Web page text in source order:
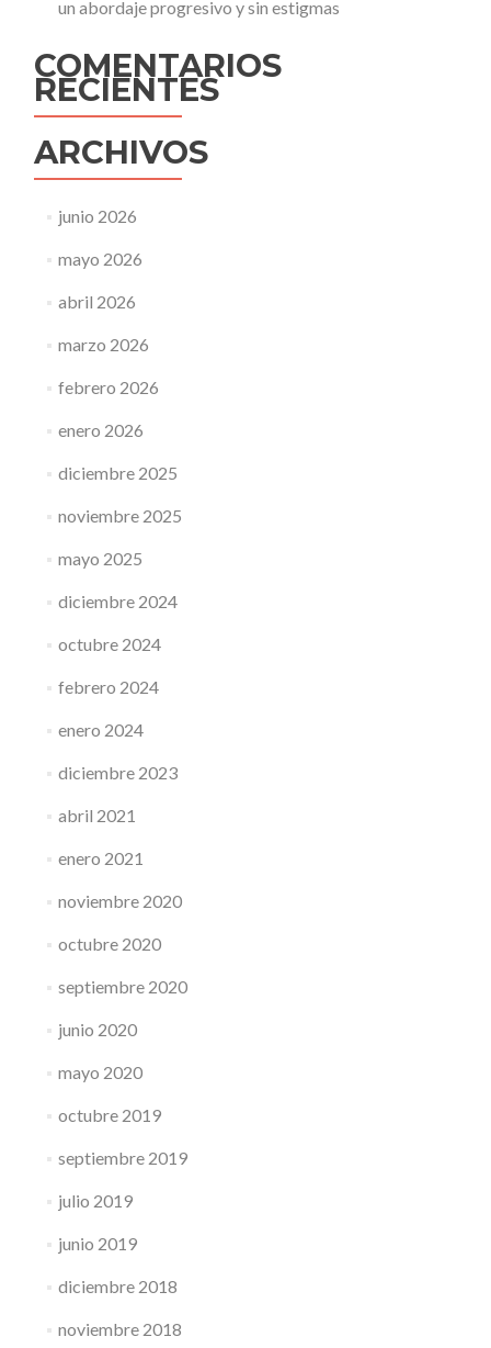
un abordaje progresivo y sin estigmas
COMENTARIOS
RECIENTES
ARCHIVOS
junio 2026
mayo 2026
abril 2026
marzo 2026
febrero 2026
enero 2026
diciembre 2025
noviembre 2025
mayo 2025
diciembre 2024
octubre 2024
febrero 2024
enero 2024
diciembre 2023
abril 2021
enero 2021
noviembre 2020
octubre 2020
septiembre 2020
junio 2020
mayo 2020
octubre 2019
septiembre 2019
julio 2019
junio 2019
diciembre 2018
noviembre 2018